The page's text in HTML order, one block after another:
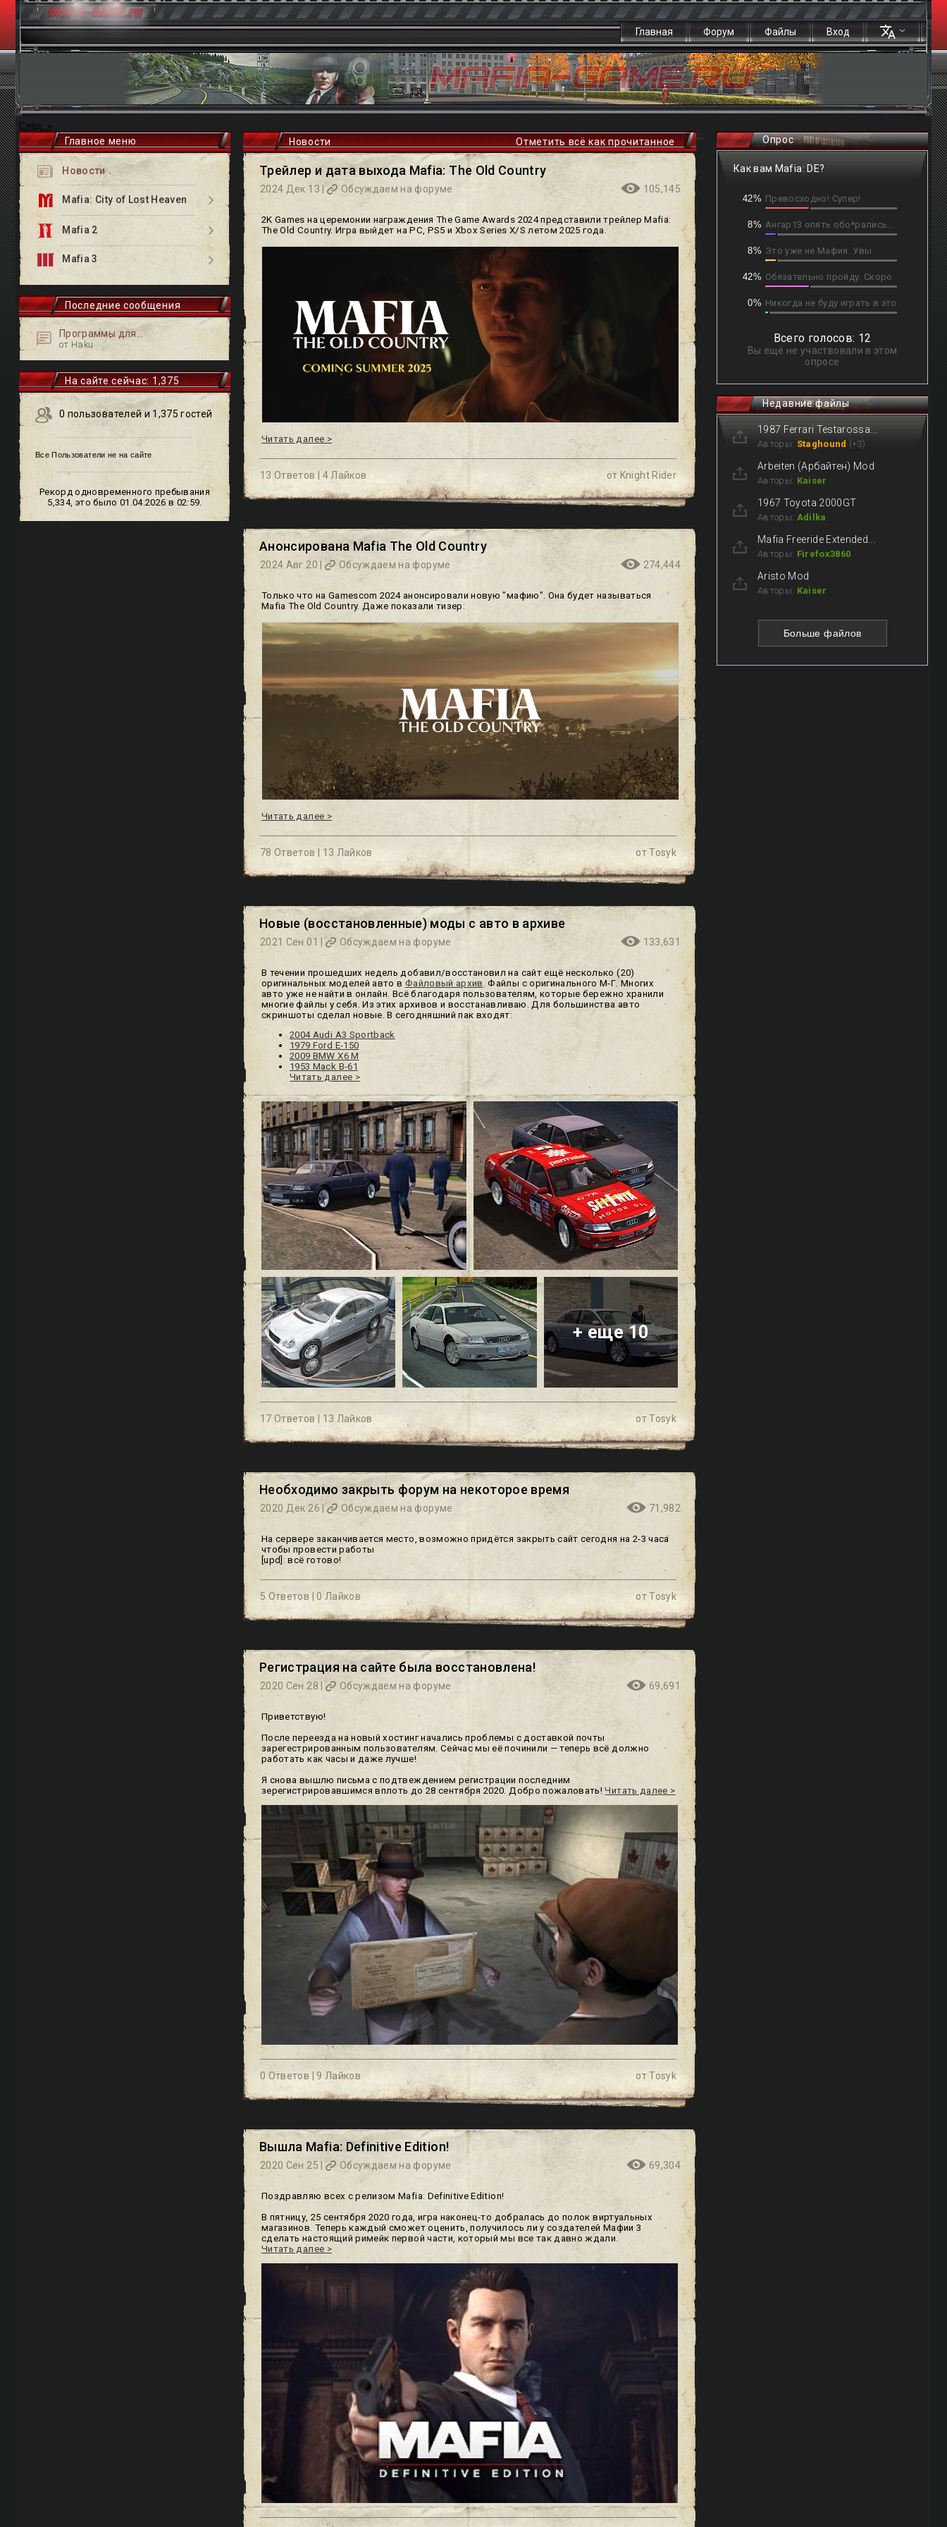
Главная Форум Файлы Вход
След. »
Главное меню
Новости
Mafia: City of Lost Heaven
Mafia 2
Mafia 3
Последние сообщения
Программы для...
от Haku
На сайте сейчас: 1,375
0 пользователей и 1,375 гостей
Все Пользователи не на сайте
Рекорд одновременного пребывания
5,334, это было 01.04.2026 в 02:59.
Новости Отметить всё как прочитанное
Трейлер и дата выхода Mafia: The Old Country
2024 Дек 13 | Обсуждаем на форуме 105,145
2K Games на церемонии награждения The Game Awards 2024 представили трейлер Mafia:
The Old Country. Игра выйдет на PC, PS5 и Xbox Series X/S летом 2025 года.
Читать далее >
от Knight Rider
13 Ответов | 4 Лайков
Анонсирована Mafia The Old Country
2024 Авг 20 | Обсуждаем на форуме 274,444
Только что на Gamescom 2024 анонсировали новую "мафию". Она будет называться
Mafia The Old Country. Даже показали тизер:
Читать далее >
отTosyk
78 Ответов | 13 Лайков
Новые (восстановленные) моды с авто в архиве
2021 Сен 01 | Обсуждаем на форуме 133,631
В течении прошедших недель добавил/восстановил на сайт ещё несколько (20)
оригинальных моделей авто в Файловый архив . Файлы с оригинального М-Г. Многих
авто уже не найти в онлайн. Всё благодаря пользователям, которые бережно хранили
многие файлы у себя. Из этих архивов и восстанавливаю. Для большинства авто
скриншоты сделал новые. В сегодняшний пак входят:
2004 Audi A3 Sportback
1979 Ford E-150
2009 BMW X6 M
1953 Mack B-61
Читать далее >
+ еще 10
отTosyk
17 Ответов | 13 Лайков
Необходимо закрыть форум на некоторое время
2020 Дек 26 | Обсуждаем на форуме 71,982
На сервере заканчивается место, возможно придётся закрыть сайт сегодня на 2-3 часа
чтобы провести работы
[upd]: всё готово!
отTosyk
5 Ответов |0 Лайков
Регистрация на сайте была восстановлена!
2020 Сен 28 | Обсуждаем на форуме 69,691
Приветствую!
После переезда на новый хостинг начались проблемы с доставкой почты
зарегестрированным пользователям. Сейчас мы её починили — теперь всё должно
работать как часы и даже лучше!
Я снова вышлю письма с подтвеждением регистрации последним
зерегистрировавшимся вплоть до 28 сентября 2020. Добро пожаловать!Читать далее >
отTosyk
0 Ответов |9 Лайков
Вышла Mafia: Definitive Edition!
2020 Сен 25 | Обсуждаем на форуме 69,304
Поздравляю всех с релизом Mafia: Definitive Edition!
В пятницу, 25 сентября 2020 года, игра наконец-то добралась до полок виртуальных
магазинов. Теперь каждый сможет оценить, получилось ли у создателей Мафии 3
сделать настоящий римейк первой части, который мы все так давно ждали.
Читать далее >
Опрос
Как вам Mafia: DE?
42% Превосходно! Супер!
8% Ангар13 опять обо*рались...
8% Это уже не Мафия. Увы
42% Обязательно пройду. Скоро
0% Никогда не буду играть в это
Всего голосов: 12
Вы ещё не участвовали в этом
опросе
Недавние файлы
1987 Ferrari Testarossa...
Авторы: Staghound (+3)
Arbeiten (Арбайтен) Mod
Авторы: Kaiser
1967 Toyota 2000GT
Авторы: Adilka
Mafia Freeride Extended...
Авторы: Firefox3860
Aristo Mod
Авторы: Kaiser
Больше файлов